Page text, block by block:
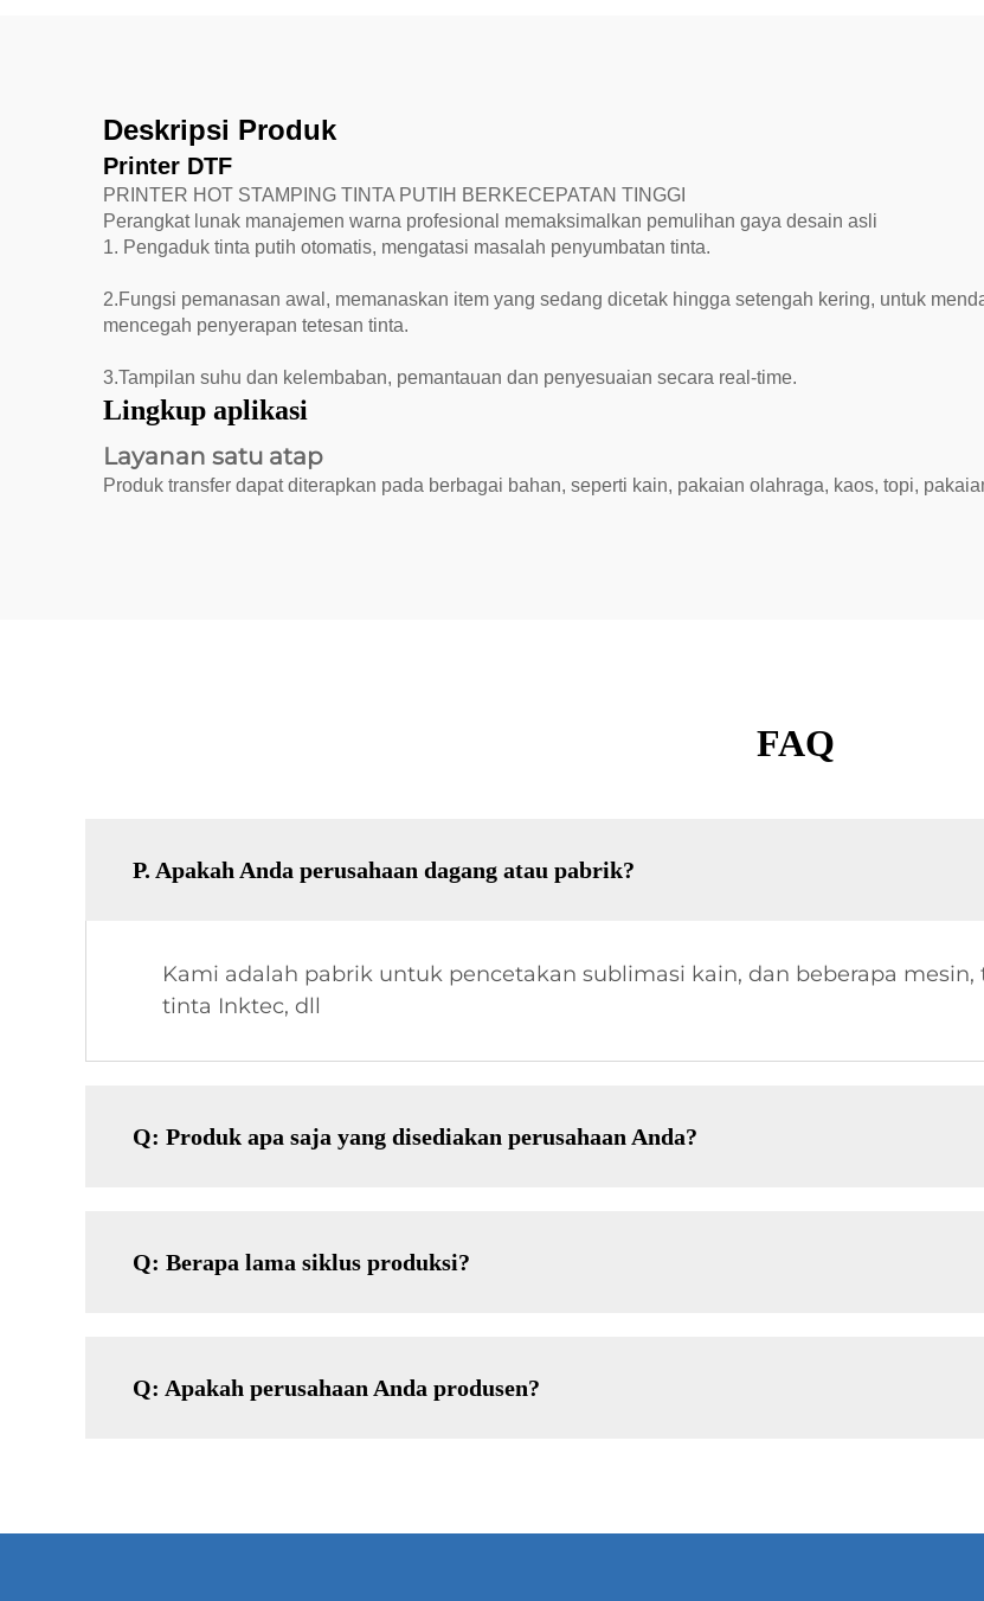
Deskripsi Produk
Printer DTF
PRINTER HOT STAMPING TINTA PUTIH BERKECEPATAN TINGGI
Perangkat lunak manajemen warna profesional memaksimalkan pemulihan gaya desain asli
1. Pengaduk tinta putih otomatis, mengatasi masalah penyumbatan tinta.
2.Fungsi pemanasan awal, memanaskan item yang sedang dicetak hingga setengah kering, untuk
mencegah penyerapan tetesan tinta.
3.Tampilan suhu dan kelembaban, pemantauan dan penyesuaian secara real-time.
Lingkup aplikasi
Layanan satu atap
Produk transfer dapat diterapkan pada berbagai bahan, seperti kain, pakaian olahraga, kaos, topi,
FAQ
P. Apakah Anda perusahaan dagang atau pabrik?
Kami adalah pabrik untuk pencetakan sublimasi kain, dan beberapa
tinta Inktec, dll
Q: Produk apa saja yang disediakan perusahaan Anda?
Q: Berapa lama siklus produksi?
Q: Apakah perusahaan Anda produsen?